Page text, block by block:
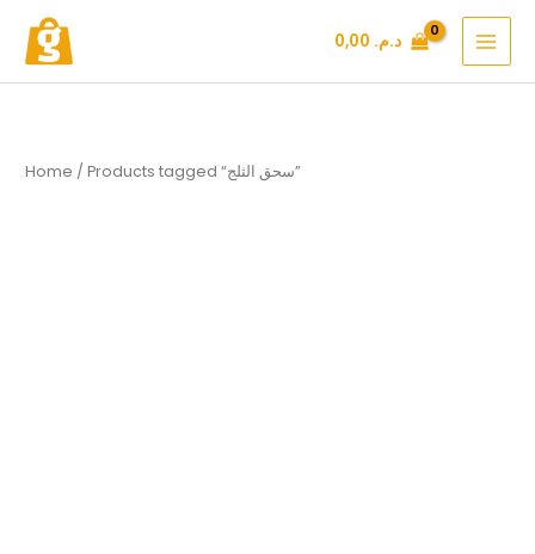
content
د.م.
Home / Products tagged “سحق الثلج”